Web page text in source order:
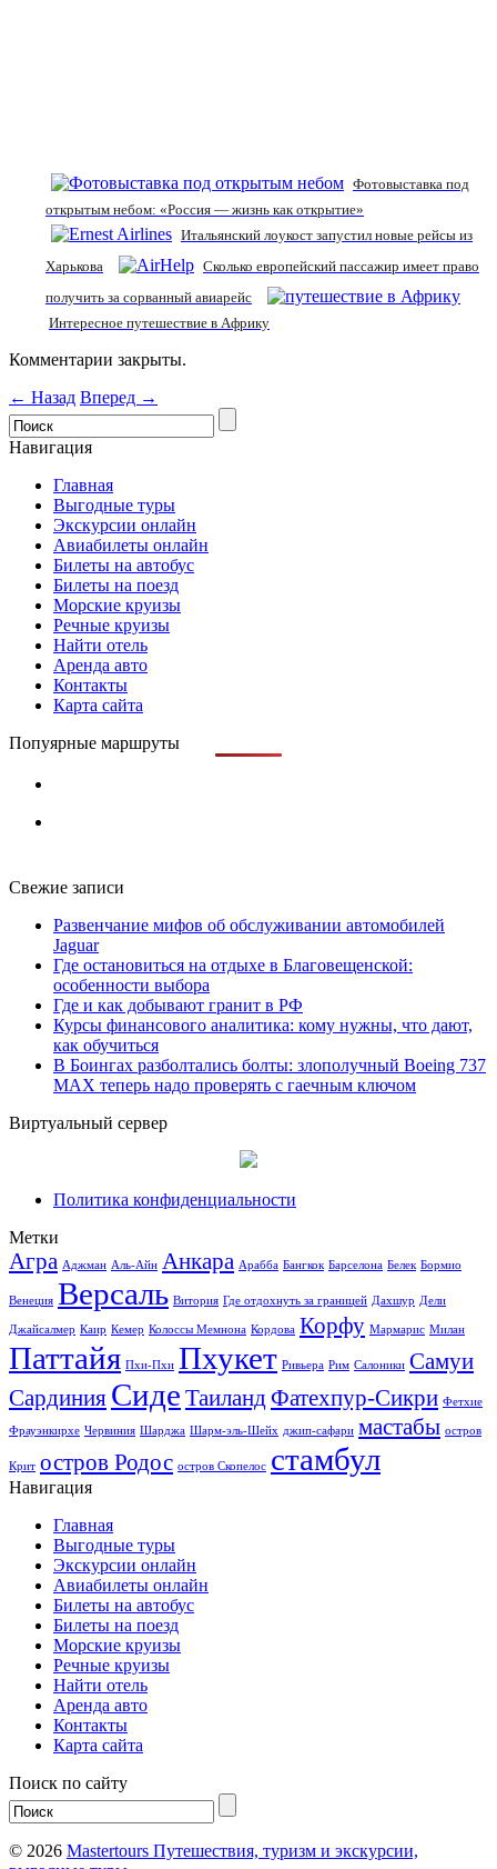
Фотовыставка под
открытым небом: «Россия — жизнь как открытие»
Итальянский лоукост запустил новые рейсы из
Харькова
Сколько европейский пассажир имеет право
получить за сорванный авиарейс
Интересное путешествие в Африку
Комментарии закрыты.
← Назад Вперед →
Навигация
Главная
Выгодные туры
Экскурсии онлайн
Авиабилеты онлайн
Билеты на автобус
Билеты на поезд
Морские круизы
Речные круизы
Найти отель
Аренда авто
Контакты
Карта сайта
Попуярные маршруты
Свежие записи
Развенчание мифов об обслуживании автомобилей
Jaguar
Где остановиться на отдыхе в Благовещенской:
особенности выбора
Где и как добывают гранит в РФ
Курсы финансового аналитика: кому нужны, что дают,
как обучиться
В Боингах разболтались болты: злополучный Boeing 737
MAX теперь надо проверять с гаечным ключом
Виртуальный сервер
Политика конфиденциальности
Метки
Агра Аджман Аль-Айн Анкара Арабба Бангкок Барселона Белек Бормио
Венеция Версаль Витория Где отдохнуть за границей Дахшур Дели
Джайсалмер Каир Кемер Колоссы Мемнона Кордова Корфу Мармарис Милан
Паттайя Пхи-Пхи Пхукет Ривьера Рим Салоники Самуи
Сардиния Сиде ТаиландФатехпур-Сикри Фетхие
Фрауэнкирхе Червиния Шарджа Шарм-эль-Шейх джип-сафари мастабы остров
Крит остров Родос остров Скопелос стамбул
Навигация
Главная
Выгодные туры
Экскурсии онлайн
Авиабилеты онлайн
Билеты на автобус
Билеты на поезд
Морские круизы
Речные круизы
Найти отель
Аренда авто
Контакты
Карта сайта
Поиск по сайту
© 2026 Mastertours Путешествия, туризм и экскурсии,